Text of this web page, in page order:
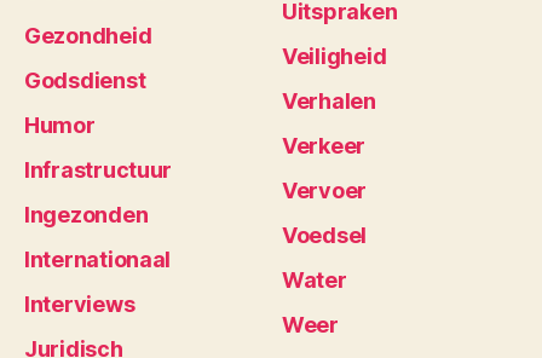
Gezondheid
Godsdienst
Humor
Infrastructuur
Ingezonden
Internationaal
Interviews
Juridisch
Uitspraken
Veiligheid
Verhalen
Verkeer
Vervoer
Voedsel
Water
Weer